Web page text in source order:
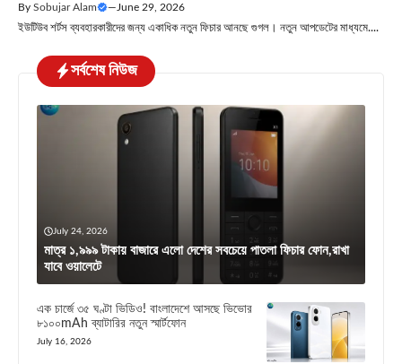
By Sobujar Alam — June 29, 2026
ইউটিউব শর্টস ব্যবহারকারীদের জন্য একাধিক নতুন ফিচার আনছে গুগল। নতুন আপডেটের মাধ্যমে....
সর্বশেষ নিউজ
July 24, 2026
মাত্র ১,৯৯৯ টাকায় বাজারে এলো দেশের সবচেয়ে পাতলা ফিচার ফোন,রাখা
যাবে ওয়ালেটে
এক চার্জে ৩৫ ঘণ্টা ভিডিও! বাংলাদেশে আসছে ভিভোর
৮১০০mAh ব্যাটারির নতুন স্মার্টফোন
July 16, 2026